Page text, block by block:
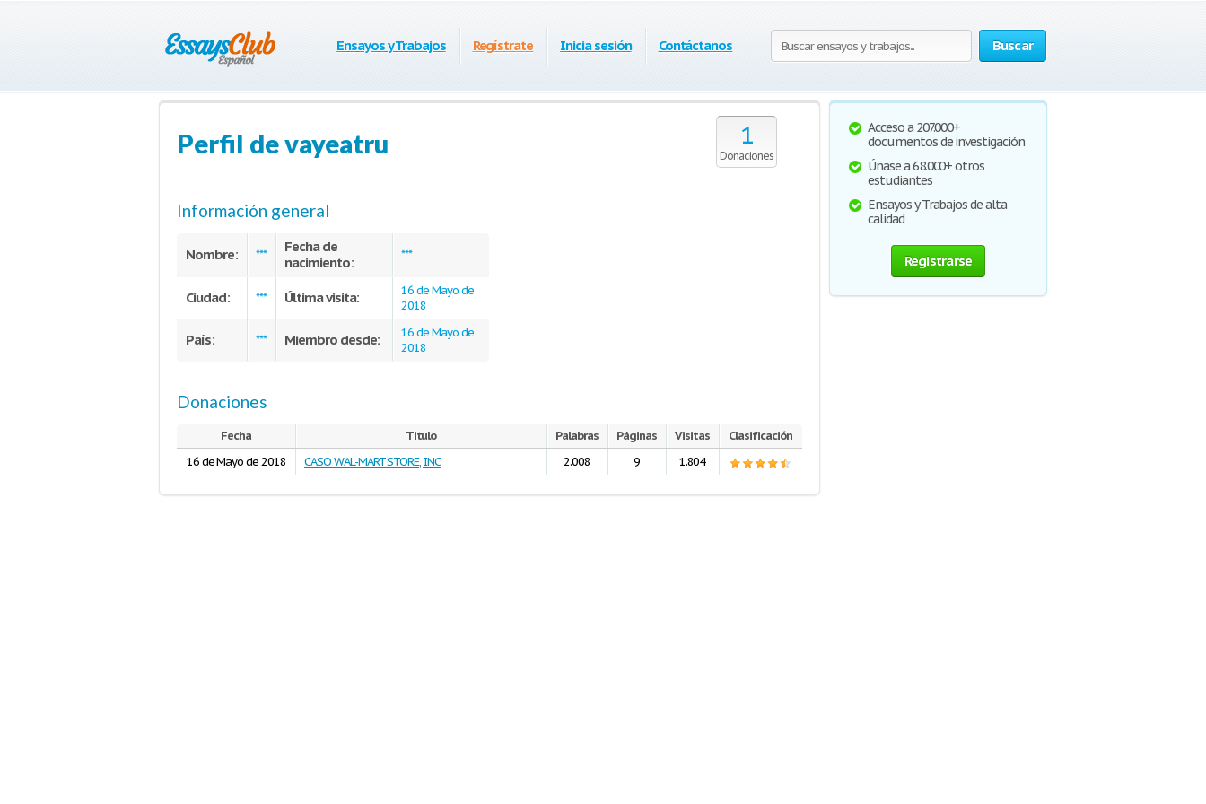
Buscar
Ensayos y Trabajos Regístrate Inicia sesión Contáctanos
1
Donaciones
Perfil de vayeatru
Información general
Nombre: ***
Fecha de
nacimiento:
***
Ciudad: *** Última visita:
16 de Mayo de
2018
País: *** Miembro desde:
16 de Mayo de
2018
Donaciones
Fecha Titulo Palabras Páginas Visitas
Clasificación
16 de Mayo de 2018
CASO WAL-MART STORE, INC 2.008 9 1.804
Acceso a 207.000+
documentos de investigación
Únase a 68.000+ otros
estudiantes
Ensayos y Trabajos de alta
calidad
Registrarse